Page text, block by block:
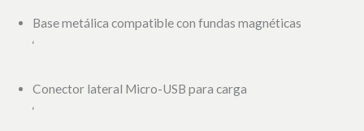
Base metálica compatible con fundas magnéticas
‘
Conector lateral Micro-USB para carga
‘